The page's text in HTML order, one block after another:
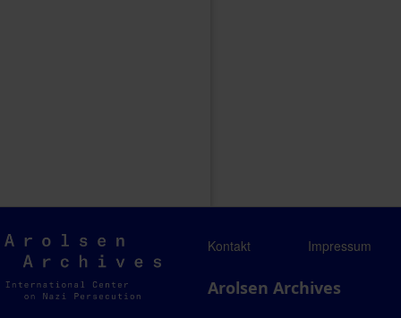
Arolsen
Archives
Kontakt Impressum
Arolsen Archives